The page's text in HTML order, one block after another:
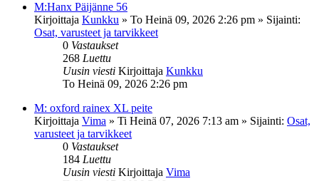
M:Hanx Päijänne 56
Kirjoittaja Kunkku » To Heinä 09, 2026 2:26 pm » Sijainti:
Osat, varusteet ja tarvikkeet
0 Vastaukset
268 Luettu
Uusin viesti Kirjoittaja Kunkku
To Heinä 09, 2026 2:26 pm
M: oxford rainex XL peite
Kirjoittaja Vima » Ti Heinä 07, 2026 7:13 am » Sijainti: Osat,
varusteet ja tarvikkeet
0 Vastaukset
184 Luettu
Uusin viesti Kirjoittaja Vima